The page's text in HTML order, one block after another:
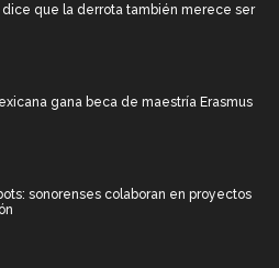
dice que la derrota también merece ser
gana beca de maestría Erasmus
sonorenses colaboran en proyectos